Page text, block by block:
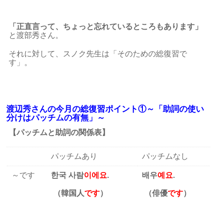
「正直言って、ちょっと忘れているところもあります」
と渡部秀さん。
それに対して、スノク先生は「そのための総復習で
す」。
渡辺秀さんの今月の総復習ポイント①～「助詞の使い
分けはパッチムの有無」～
【パッチムと助詞の関係表】
パッチムあり パッチムなし
～です 한국 사람이에요.
（韓国人です）
배우예요.
（俳優です）